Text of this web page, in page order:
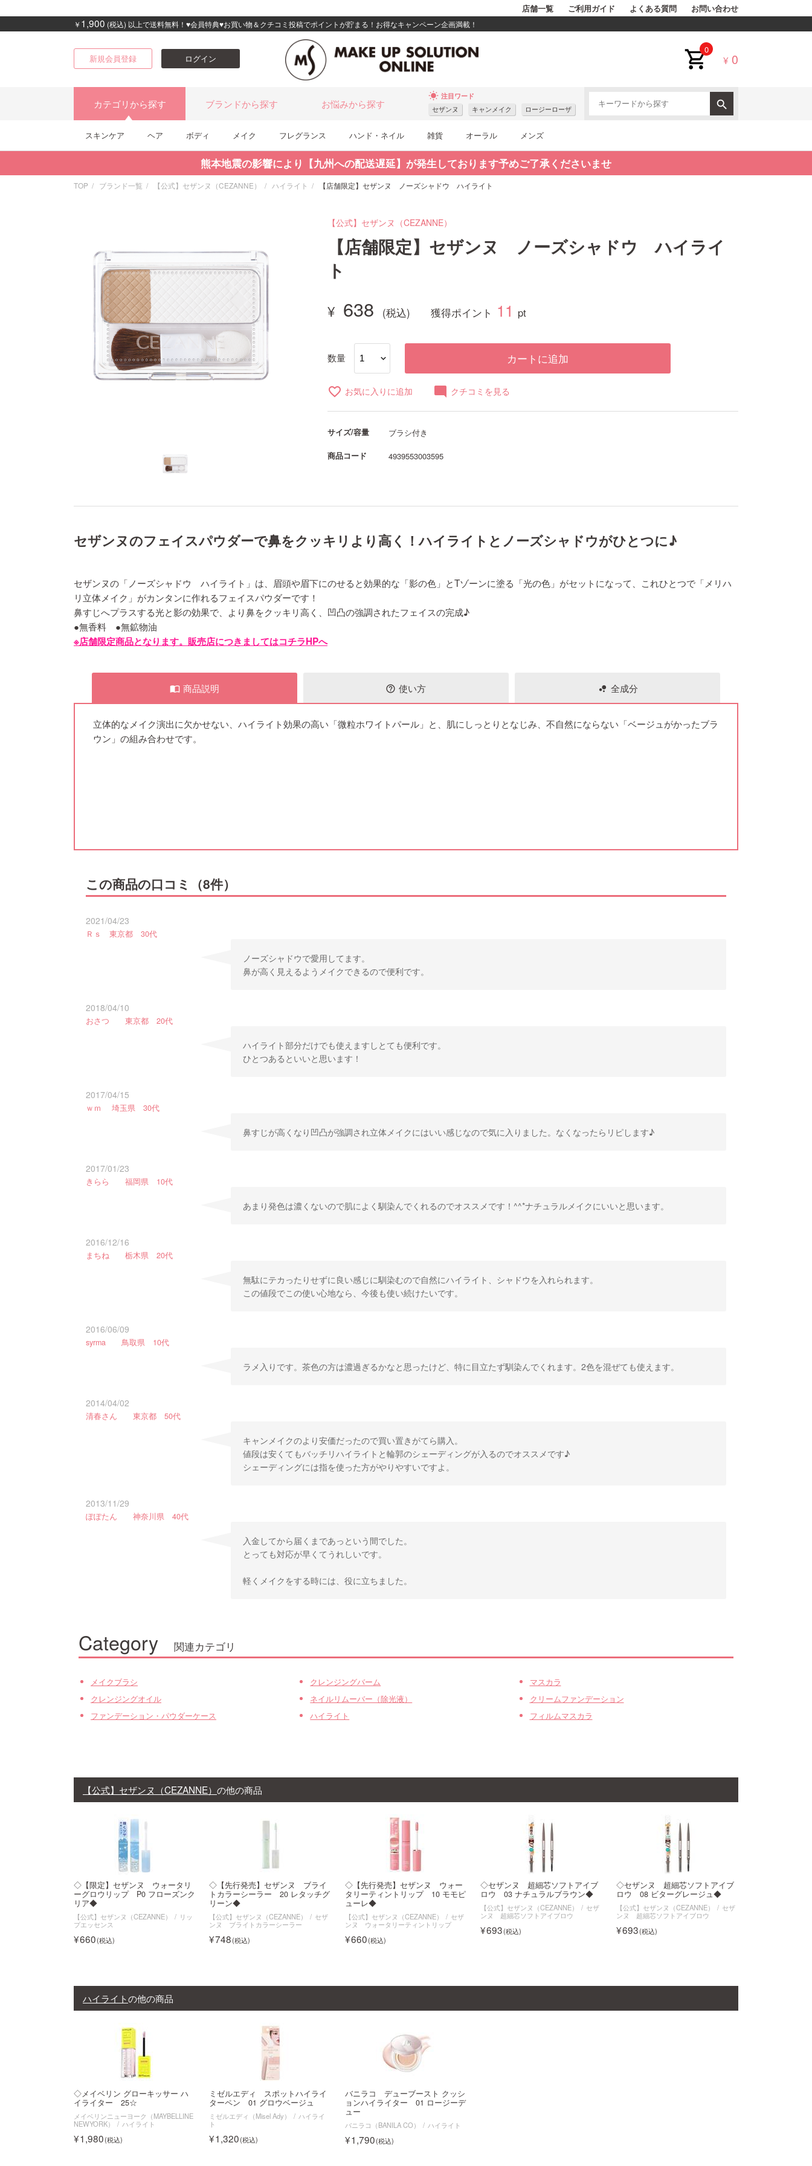
店舗一覧 ご利用ガイド よくある質問 お問い合わせ
￥ 1,900 (税込) 以上で送料無料！♥会員特典♥お買い物＆クチコミ投稿でポイントが貯まる！お得なキャンペーン企画満載！
新規会員登録 ログイン
0
¥ 0
カテゴリから探す ブランドから探す お悩みから探す
wb_sunny 注目ワード
セザンヌ キャンメイク ロージーローザ
スキンケア ヘア ボディ メイク フレグランス ハンド・ネイル 雑貨 オーラル メンズ
熊本地震の影響により【九州への配送遅延】が発生しております予めご了承くださいませ
TOP ブランド一覧 【公式】セザンヌ（CEZANNE） ハイライト 【店舗限定】セザンヌ ノーズシャドウ ハイライト
【公式】セザンヌ（CEZANNE）
【店舗限定】セザンヌ ノーズシャドウ ハイライ
ト
638 獲得ポイント 11 pt
数量 カートに追加
favorite_border お気に入りに追加 mode_comment クチコミを見る
サイズ/容量
ブラシ付き
商品コード
4939553003595
セザンヌのフェイスパウダーで鼻をクッキリより高く！ハイライトとノーズシャドウがひとつに♪
セザンヌの「ノーズシャドウ ハイライト」は、眉頭や眉下にのせると効果的な「影の色」とTゾーンに塗る「光の色」がセットになって、これひとつで「メリハ
リ立体メイク」がカンタンに作れるフェイスパウダーです！
鼻すじへプラスする光と影の効果で、より鼻をクッキリ高く、凹凸の強調されたフェイスの完成♪
●無香料 ●無鉱物油
※店舗限定商品となります。販売店につきましてはコチラHPへ
import_contacts 商品説明 help_outline 使い方 bubble_chart 全成分
立体的なメイク演出に欠かせない、ハイライト効果の高い「微粒ホワイトパール」と、肌にしっとりとなじみ、不自然にならない「ベージュがかったブラ
ウン」の組み合わせです。
この商品の口コミ（8件）
2021/04/23
Ｒｓ 東京都 30代
ノーズシャドウで愛用してます。
鼻が高く見えるようメイクできるので便利です。
2018/04/10
おさつ 東京都 20代
ハイライト部分だけでも使えますしとても便利です。
ひとつあるといいと思います！
2017/04/15
ｗｍ 埼玉県 30代
鼻すじが高くなり凹凸が強調され立体メイクにはいい感じなので気に入りました。なくなったらリピします♪
2017/01/23
きらら 福岡県 10代
あまり発色は濃くないので肌によく馴染んでくれるのでオススメです！^^*ナチュラルメイクにいいと思います。
2016/12/16
まちね 栃木県 20代
無駄にテカったりせずに良い感じに馴染むので自然にハイライト、シャドウを入れられます。
この値段でこの使い心地なら、今後も使い続けたいです。
2016/06/09
syrma 鳥取県 10代
ラメ入りです。茶色の方は濃過ぎるかなと思ったけど、特に目立たず馴染んでくれます。2色を混ぜても使えます。
2014/04/02
清春さん 東京都 50代
キャンメイクのより安価だったので買い置きがてら購入。
値段は安くてもバッチリハイライトと輪郭のシェーディングが入るのでオススメです♪
シェーディングには指を使った方がやりやすいですよ。
2013/11/29
ぽぽたん 神奈川県 40代
入金してから届くまであっという間でした。
とっても対応が早くてうれしいです。
軽くメイクをする時には、役に立ちました。
Category 関連カテゴリ
メイクブラシ クレンジングバーム
マスカラ
クレンジングオイル
ネイルリムーバー（除光液）
クリームファンデーション
ファンデーション・パウダーケース
ハイライト フィルムマスカラ
【公式】セザンヌ（CEZANNE） の他の商品
◇【限定】セザンヌ ウォータリ
ーグロウリップ P0 フローズンク
リア◆
【公式】セザンヌ（CEZANNE）
リッ
プエッセンス
660
◇【先行発売】セザンヌ ブライ
トカラーシーラー 20 レタッチグ
リーン◆
【公式】セザンヌ（CEZANNE）
セザ
ンヌ ブライトカラーシーラー
748
◇【先行発売】セザンヌ ウォー
タリーティントリップ 10 モモピ
ューレ◆
【公式】セザンヌ（CEZANNE）
セザ
ンヌ ウォータリーティントリップ
660
◇セザンヌ 超細芯ソフトアイブ
ロウ 03 ナチュラルブラウン◆
【公式】セザンヌ（CEZANNE）
セザ
ンヌ 超細芯ソフトアイブロウ
693
◇セザンヌ 超細芯ソフトアイブ
ロウ 08 ビターグレージュ◆
【公式】セザンヌ（CEZANNE）
セザ
ンヌ 超細芯ソフトアイブロウ
693
ハイライトの他の商品
◇メイベリン グローキッサー ハ
イライター 25☆
メイベリンニューヨーク（MAYBELLINE
NEWYORK）
ハイライト
1,980
ミゼルエディ スポットハイライ
ターペン 01 グロウベージュ
ミゼルエディ（Misel Ady）
ハイライ
ト
1,320
バニラコ デューブースト クッシ
ョンハイライター 01 ロージーデ
ュー
バニラコ（BANILA CO） ハイライト
1,790